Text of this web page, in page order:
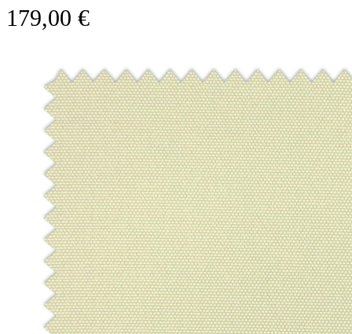
179,00 €